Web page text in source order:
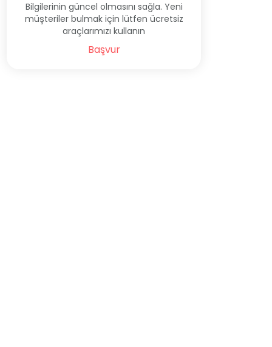
Bilgilerinin güncel olmasını sağla. Yeni
müşteriler bulmak için lütfen ücretsiz
araçlarımızı kullanın
Başvur